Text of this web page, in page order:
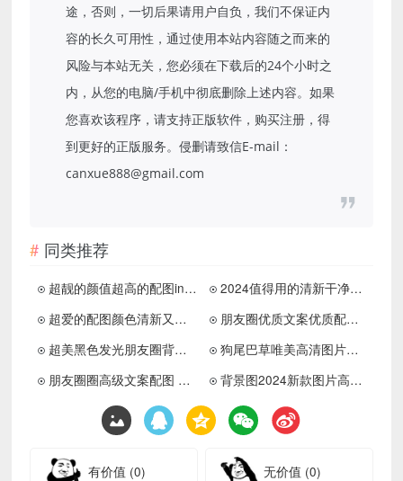
途，否则，一切后果请用户自负，我们不保证内
容的长久可用性，通过使用本站内容随之而来的
风险与本站无关，您必须在下载后的24个小时之
内，从您的电脑/手机中彻底删除上述内容。如果
您喜欢该程序，请支持正版软件，购买注册，得
到更好的正版服务。侵删请致信E-mail：
canxue888@gmail.com
同类推荐
超靓的颜值超高的配图ins风 虽然辛苦但我还是想选择滚烫的人生
2024值得用的清新干净配图干净阳光 也许我不完美但是各花各有各花香
超爱的配图颜色清新又耐看 没有情绪的生活我很喜欢
朋友圈优质文案优质配图 很喜欢这组ins风背景图呀
超美黑色发光朋友圈背景图高清 舒适是我继续一切关系的标准
狗尾巴草唯美高清图片大全 狗尾巴草坚韧不被人了解的爱
朋友圈圈高级文案配图 周而复始该相逢的人会再相逢
背景图2024新款图片高清有质感 有多少分享欲就有多少爱意
有价值 (0) 无价值 (0)